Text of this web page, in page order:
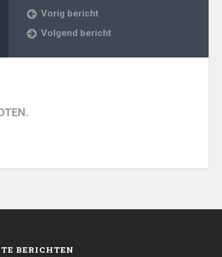
Vorig bericht
Volgend bericht
BERICHTEN